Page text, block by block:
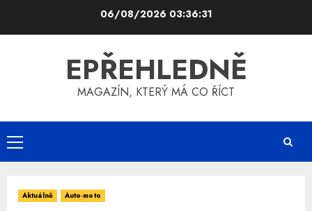
06/08/2026 03:36:31
EPŘEHLEDNĚ
MAGAZÍN, KTERÝ MÁ CO ŘÍCT
Primary
Menu
Aktuálně Auto-moto